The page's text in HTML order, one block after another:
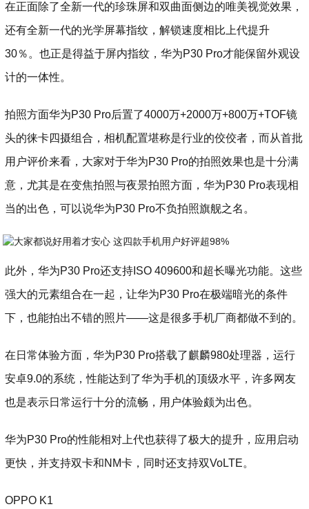
在正面除了全新一代的珍珠屏和双曲面侧边的唯美视觉效果，
还有全新一代的光学屏幕指纹，解锁速度相比上代提升
30％。也正是得益于屏内指纹，华为P30 Pro才能保留外观设
计的一体性。
拍照方面华为P30 Pro后置了4000万+2000万+800万+TOF镜
头的徕卡四摄组合，相机配置堪称是行业的佼佼者，而从首批
用户评价来看，大家对于华为P30 Pro的拍照效果也是十分满
意，尤其是在变焦拍照与夜景拍照方面，华为P30 Pro表现相
当的出色，可以说华为P30 Pro不负拍照旗舰之名。
此外，华为P30 Pro还支持ISO 409600和超长曝光功能。这些
强大的元素组合在一起，让华为P30 Pro在极端暗光的条件
下，也能拍出不错的照片——这是很多手机厂商都做不到的。
在日常体验方面，华为P30 Pro搭载了麒麟980处理器，运行
安卓9.0的系统，性能达到了华为手机的顶级水平，许多网友
也是表示日常运行十分的流畅，用户体验颇为出色。
华为P30 Pro的性能相对上代也获得了极大的提升，应用启动
更快，并支持双卡和NM卡，同时还支持双VoLTE。
OPPO K1